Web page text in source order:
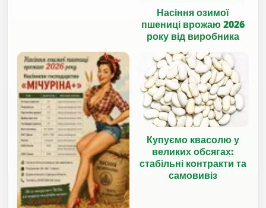
Насіння озимої
пшениці врожаю 2026
року від виробника
Купуємо квасолю у
великих обсягах:
стабільні контракти та
самовивіз